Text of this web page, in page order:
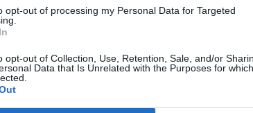
opt-out of processing my Personal Data for Targeted
opt-out of Collection, Use, Retention, Sale, and/or
Data that Is Unrelated with the Purposes for
venire le offerte in tal senso ricordando che
soggetti
Chi si prenderàOrangedovrà quindi mantenere una
clienti, Sunrise e i vari MVNO presenti sul mercato.